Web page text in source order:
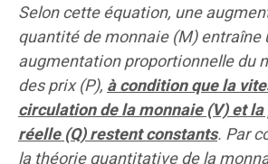
Selon cette équation, une
quantité de monnaie (M) entraîne
augmentation proportionnelle du
des prix (P),à condition que la
circulation de la monnaie (V) et
réelle (Q) restent constants. Par